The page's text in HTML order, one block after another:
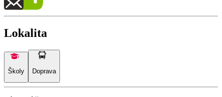
Lokalita
Školy Doprava